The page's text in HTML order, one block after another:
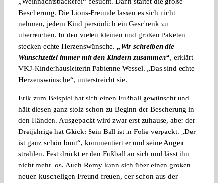
Bescherung. Die Lions-Freunde lassen es sich nicht
nehmen, jedem Kind persönlich ein Geschenk zu
überreichen. In den vielen kleinen und großen Paketen
stecken echte Herzenswünsche. „Wir schreiben die
Wunschzettel immer mit den Kindern zusammen“, erklärt
VKJ-Kinderhausleiterin Fabienne Wessel. „Das sind echte
Herzenswünsche“, unterstreicht sie.
Erik zum Beispiel hat sich einen Fußball gewünscht und
hält diesen ganz stolz schon zu Beginn der Bescherung in
den Händen. Ausgepackt wird zwar erst zuhause, aber der
Dreijährige hat Glück: Sein Ball ist in Folie verpackt. „Der
ist ganz schön bunt“, kommentiert er und seine Augen
strahlen. Fest drückt er den Fußball an sich und lässt ihn
nicht mehr los. Auch Romy kann sich über einen großen
neuen kuscheligen Freund freuen, der schon aus der